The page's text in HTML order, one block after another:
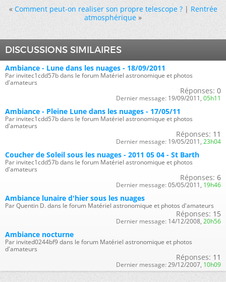
« Comment peut-on realiser son propre telescope ?|Rentrée
atmosphérique »
DISCUSSIONS SIMILAIRES
Ambiance - Lune dans les nuages - 18/09/2011
Par invitec1cdd57b dans le forum Matériel astronomique et photos
d'amateurs
Réponses: 0
Dernier message: 19/09/2011, 05h11
Ambiance - Pleine Lune dans les nuages - 17/05/11
Par invitec1cdd57b dans le forum Matériel astronomique et photos
d'amateurs
Réponses: 11
Dernier message: 19/05/2011, 23h04
Coucher de Soleil sous les nuages - 2011 05 04 - St Barth
Par invitec1cdd57b dans le forum Matériel astronomique et photos
d'amateurs
Réponses: 6
Dernier message: 05/05/2011, 19h46
Ambiance lunaire d'hier sous les nuages
Par Quentin D. dans le forum Matériel astronomique et photos d'amateurs
Réponses: 15
Dernier message: 14/12/2008, 20h56
Ambiance nocturne
Par invited0244bf9 dans le forum Matériel astronomique et photos
d'amateurs
Réponses: 11
Dernier message: 29/12/2007, 10h09